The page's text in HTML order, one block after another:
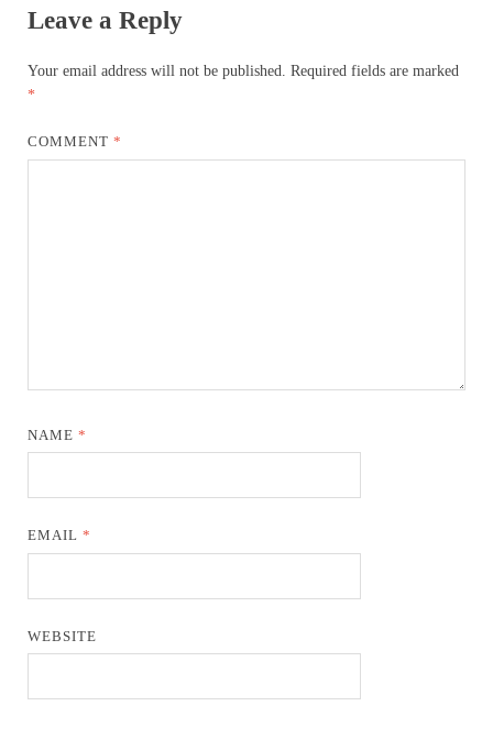
Leave a Reply
Your email address will not be published. Required fields are marked
*
COMMENT*
NAME*
EMAIL*
WEBSITE